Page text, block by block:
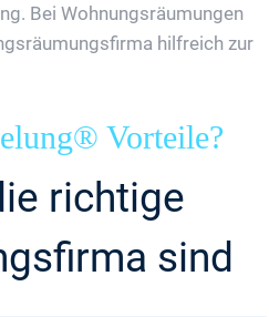
Bei Wohnungsräumungen
hilfreich zur
Vorteile?
richtige
sind